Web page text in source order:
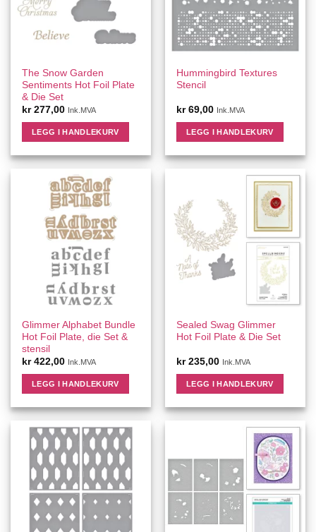
The Snow Garden
Sentiments Hot Foil Plate
& Die Set
kr277,00 Ink.MVA
LEGG I HANDLEKURV
Hummingbird Textures
Stencil
kr69,00 Ink.MVA
LEGG I HANDLEKURV
Glimmer Alphabet Bundle
Hot Foil Plate, die Set &
stensil
kr422,00 Ink.MVA
LEGG I HANDLEKURV
Sealed Swag Glimmer
Hot Foil Plate & Die Set
kr235,00 Ink.MVA
LEGG I HANDLEKURV